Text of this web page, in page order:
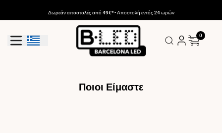
Δωρεάν αποστολές από 49€* - Αποστολή εντός 24 ωρών
Κουμπί Γεωεντοπισμού: Ελλάδα
0
Ποιοι Είμαστε